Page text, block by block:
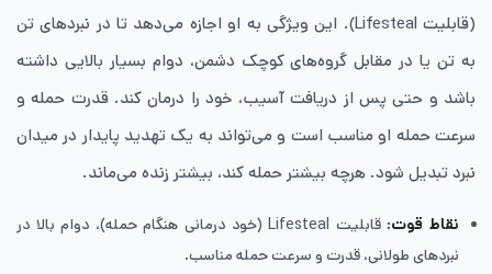
(قابلیت Lifesteal). این ویژگی به او اجازه می‌دهد تا در نبردهای تن
به تن یا در مقابل گروه‌های کوچک دشمن، دوام بسیار بالایی داشته
باشد و حتی پس از دریافت آسیب، خود را درمان کند. قدرت حمله و
سرعت حمله او مناسب است و می‌تواند به یک تهدید پایدار در میدان
نبرد تبدیل شود. هرچه بیشتر حمله کند، بیشتر زنده می‌ماند.
نقاط قوت:
قابلیت Lifesteal (خود درمانی هنگام حمله)، دوام بالا در
نبردهای طولانی، قدرت و سرعت حمله مناسب.